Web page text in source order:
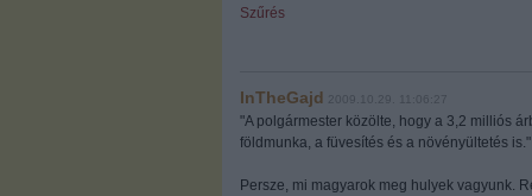
Szűrés
InTheGajd 2009.10.29. 11:06:27
"A polgármester közölte, hogy a 3,2 milliós
földmunka, a füvesítés és a növényültetés is."
Persze, mi magyarok meg hulyek vagyunk.